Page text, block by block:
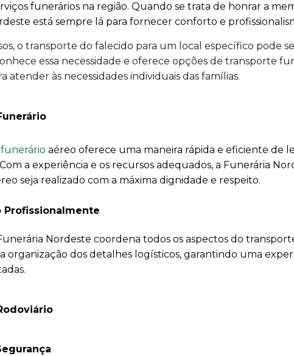
funerários na região. Quando se trata de honrar a
está sempre lá para fornecer conforto e
o transporte do falecido para um local específico pode
essa necessidade e oferece opções de transporte
atender às necessidades individuais das famílias.
aéreo oferece uma maneira rápida e eficiente de
a experiência e os recursos adequados, a Funerária
seja realizado com a máxima dignidade e respeito.
Profissionalmente
Nordeste coordena todos os aspectos do
organização dos detalhes logísticos, garantindo uma